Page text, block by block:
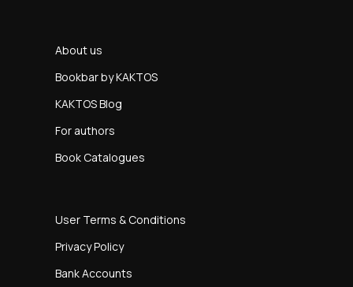
About us
Bookbar by KAKTOS
KAKTOS Blog
For authors
Book Catalogues
User Terms & Conditions
Privacy Policy
Bank Accounts